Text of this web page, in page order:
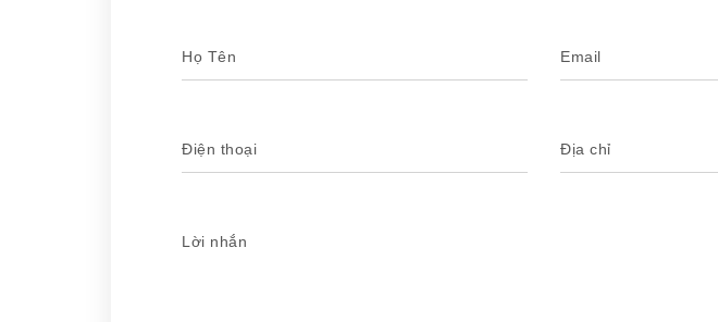
Họ Tên Email
Điện thoại Địa chỉ
Lời nhắn